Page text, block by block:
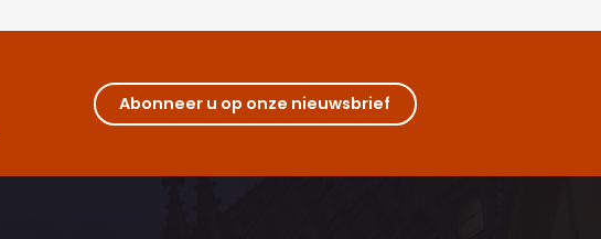
Abonneer u op onze nieuwsbrief